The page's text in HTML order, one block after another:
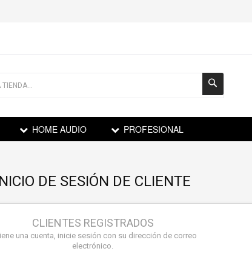
HOME AUDIO PROFESIONAL
DE SESIÓN DE CLIENTE
CLIENTES REGISTRADOS
una cuenta, inicie sesión con su dirección de correo
electrónico.